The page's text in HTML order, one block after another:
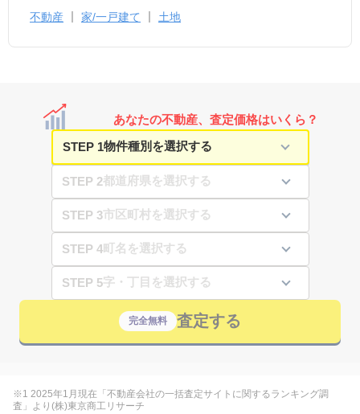
不動産 家/一戸建て 土地
あなたの不動産、査定価格はいくら？
STEP 1
STEP 2
STEP 3
STEP 4
STEP 5
完全無料 査定する
※1 2025年1月現在「不動産会社の一括査定サイトに関するランキング調
査」より(株)東京商工リサーチ